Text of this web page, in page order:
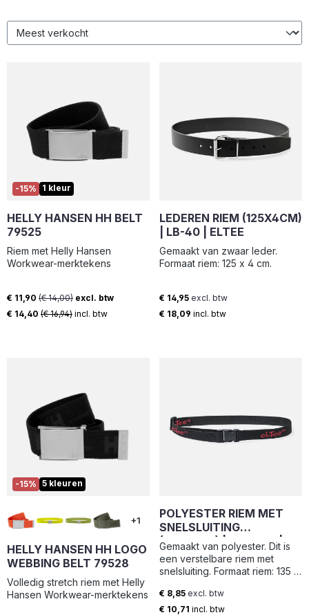
-15% 1 kleur
HELLY HANSEN HH BELT
79525
Riem met Helly Hansen
Workwear-merktekens
Verkoopprijs:
€ 11,90 (€ 14,00) excl. btw
€ 14,40 (€ 16,94) incl. btw
LEDEREN RIEM (125X4CM)
| LB-40 | ELTEE
Gemaakt van zwaar leder.
Formaat riem: 125 x 4 cm.
Normale prijs:
€ 14,95 excl. btw
€ 18,09 incl. btw
-15% 5 kleuren
+1
HELLY HANSEN HH LOGO
WEBBING BELT 79528
Volledig stretch riem met Helly
Hansen Workwear-merktekens
POLYESTER RIEM MET
SNELSLUITING
(135X4CM) | PPBL-40 |
ELTEE
Gemaakt van polyester. Dit is
een verstelbare riem met
snelsluiting. Formaat riem: 135 x
Normale prijs:
€ 8,85 excl. btw
€ 10,71 incl. btw